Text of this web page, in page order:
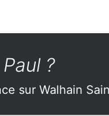
?
sur Walhain